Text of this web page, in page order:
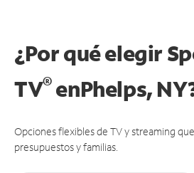
¿Por qué elegir
TV®enPhelps,
Opciones flexibles de TV y streaming
presupuestos y familias.